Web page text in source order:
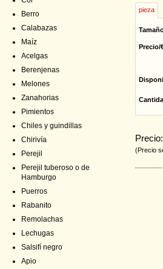
Berro
Calabazas
Maíz
Acelgas
Berenjenas
Melones
Zanahorias
Pimientos
Chiles y guindillas
Chirivía
Perejil
Perejil tuberoso o de
Hamburgo
Puerros
Rabanito
Remolachas
Lechugas
Salsifí negro
Apio
pieza
Precio/
Precio:
(Precio